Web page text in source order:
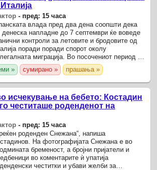
- пред: 15 часа
влада пред два дена соопшти дека
денеска напладне до 7 септември ќе воведе
контроли за летовите и бродовите од
поради поради спорот околу
миграција. Во посочениот период ќе
прават проверки на пасошите, државјанствата
за ...
» сумирано » прашања »
исчекување на бебето: Костадин
честиташе роденденот на
- пред: 15 часа
роденден Снежана“, напиша
На фотографијата Снежана е во
бременост, а бројни пријатели и
во коментарите ѝ упатија
честитки и убави желби за